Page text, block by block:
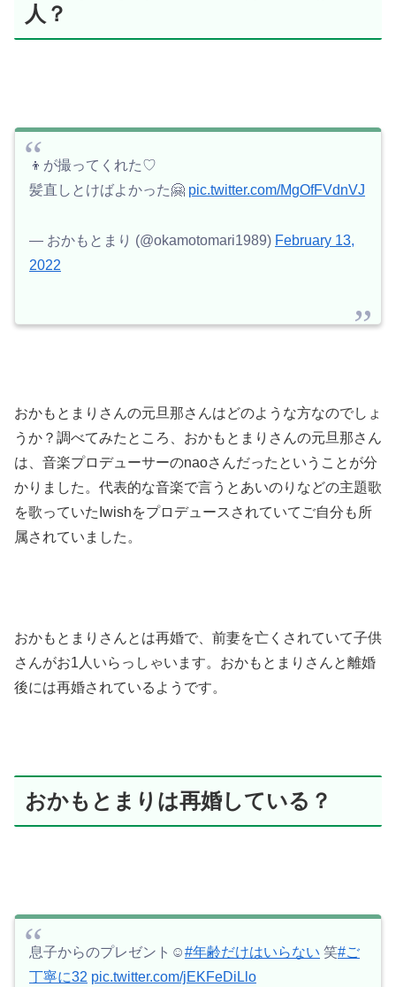
人？
👦が撮ってくれた♡
髪直しとけばよかった🤗 pic.twitter.com/MgOfFVdnVJ
— おかもとまり (@okamotomari1989) February 13,
2022
おかもとまりさんの元旦那さんはどのような方なのでしょ
うか？調べてみたところ、おかもとまりさんの元旦那さん
は、音楽プロデューサーのnaoさんだったということが分
かりました。代表的な音楽で言うとあいのりなどの主題歌
を歌っていたIwishをプロデュースされていてご自分も所
属されていました。
おかもとまりさんとは再婚で、前妻を亡くされていて子供
さんがお1人いらっしゃいます。おかもとまりさんと離婚
後には再婚されているようです。
おかもとまりは再婚している？
息子からのプレゼント☺️#年齢だけはいらない 笑#ご
丁寧に32 pic.twitter.com/jEKFeDiLlo